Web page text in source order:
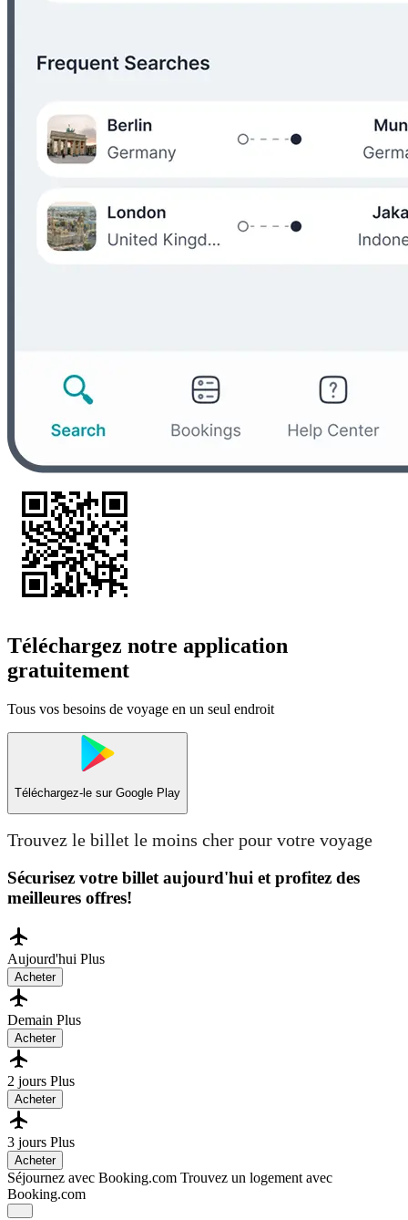
Téléchargez notre application
gratuitement
Tous vos besoins de voyage en un seul endroit
Téléchargez-le sur Google Play
Trouvez le billet le moins cher pour votre voyage
Sécurisez votre billet aujourd'hui et profitez des
meilleures offres!
Aujourd'hui Plus
Acheter
Demain Plus
Acheter
2 jours Plus
Acheter
3 jours Plus
Acheter
Séjournez avec Booking.com Trouvez un logement avec
Booking.com